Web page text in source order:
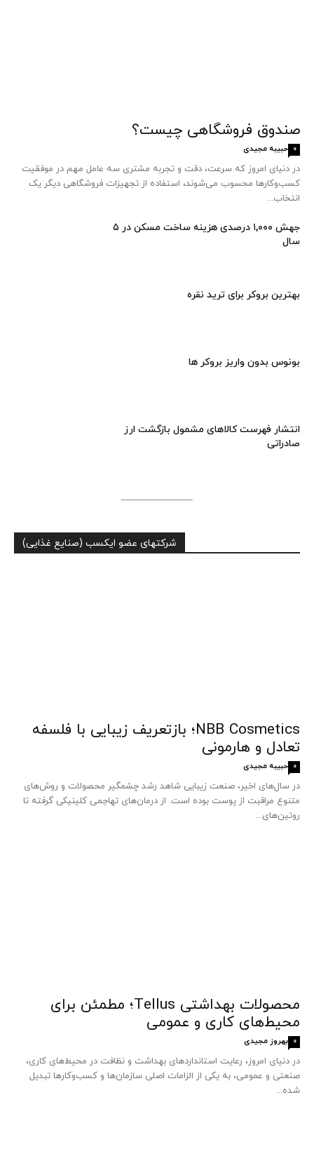
صندوق فروشگاهی چیست؟
حبیبه مجیدی 0
در دنیای امروز که سرعت، دقت و تجربه مشتری سه عامل مهم در موفقیت
کسب‌وکارها محسوب می‌شوند، استفاده از تجهیزات فروشگاهی دیگر یک
انتخاب...
جهش ۱,۰۰۰ درصدی هزینه ساخت مسکن در ۵
سال
بهترین بروکر برای ترید نقره
بونوس بدون واریز بروکر ها
انتشار فهرست کالاهای مشمول بازگشت ارز
صادراتی
شرکتهای عضو ایکسب (صنایع غذایی)
NBB Cosmetics؛ بازتعریف زیبایی با فلسفه
تعادل و هارمونی
حبیبه مجیدی 0
در سال‌های اخیر، صنعت زیبایی شاهد رشد چشمگیر محصولات و روش‌های
متنوع مراقبت از پوست بوده است. از درمان‌های تهاجمی کلینیکی گرفته تا
روتین‌های...
محصولات بهداشتی Tellus؛ مطمئن برای
محیط‌های کاری و عمومی
بهروز مجیدی 0
در دنیای امروز، رعایت استانداردهای بهداشت و نظافت در محیط‌های کاری،
صنعتی و عمومی، به یکی از الزامات اصلی سازمان‌ها و کسب‌وکارها تبدیل
شده...